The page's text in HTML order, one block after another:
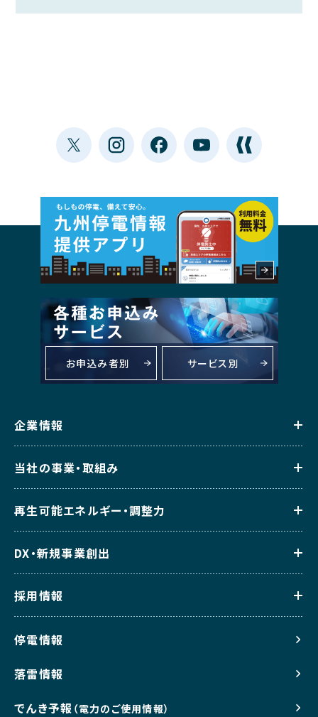
お申込み者別 サービス別
企業情報
当社の事業・取組み
再生可能エネルギー・調整力
DX・新規事業創出
採用情報
停電情報
落雷情報
でんき予報 （電力のご使用情報）